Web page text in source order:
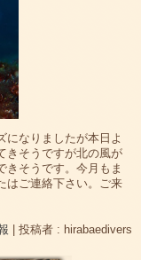
になりましたが本日よ
きそうですが北の風が
きそうです。今月もま
はご連絡下さい。ご来
投稿者 : hirabaedivers